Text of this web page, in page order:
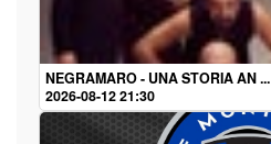
NEGRAMARO - UNA STORIA AN ...
2026-08-12 21:30